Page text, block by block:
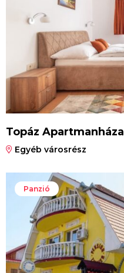
Topáz
Egyéb városrész
Panzió